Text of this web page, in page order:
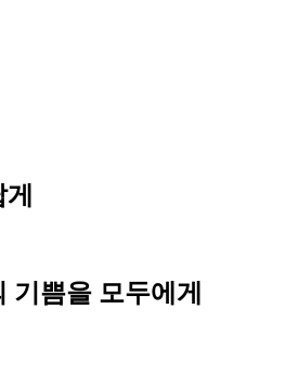
기쁨을 모두에게